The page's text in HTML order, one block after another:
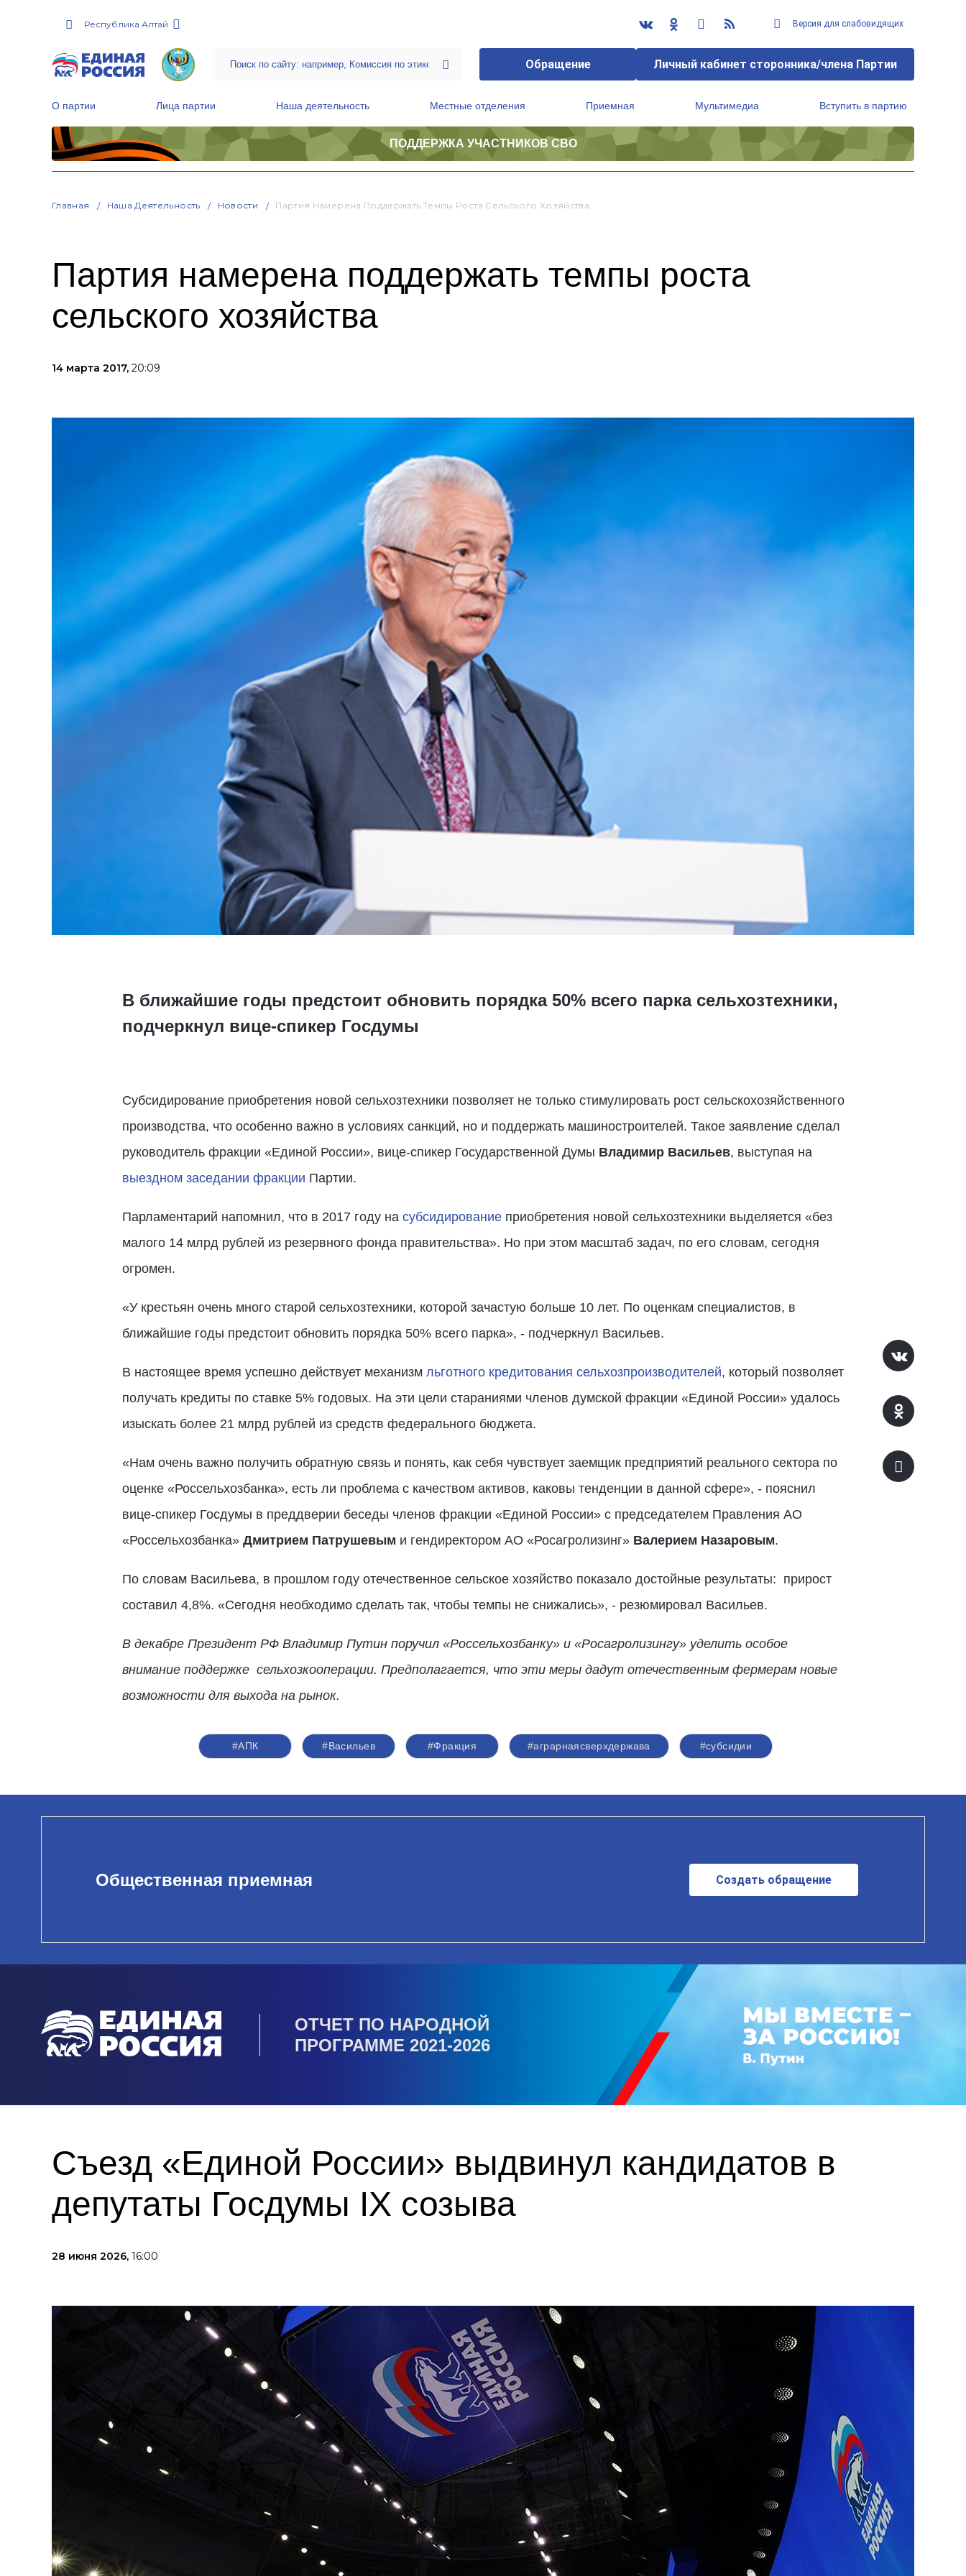
Республика Алтай Версия для слабовидящих
Обращение Личный кабинет сторонника/члена Партии
О партии Лица партии Наша деятельность Местные отделения Приемная Мультимедиа Вступить в партию
ПОДДЕРЖКА УЧАСТНИКОВ СВО
Главная Наша Деятельность Новости Партия Намерена Поддержать Темпы Роста Сельского Хозяйства
Партия намерена поддержать темпы роста
сельского хозяйства
14 марта 2017, 20:09
В ближайшие годы предстоит обновить порядка 50% всего парка сельхозтехники,
подчеркнул вице-спикер Госдумы
Субсидирование приобретения новой сельхозтехники позволяет не только стимулировать рост сельскохозяйственного
производства, что особенно важно в условиях санкций, но и поддержать машиностроителей. Такое заявление сделал
руководитель фракции «Единой России», вице-спикер Государственной Думы Владимир Васильев, выступая на
выездном заседании фракции Партии.
Парламентарий напомнил, что в 2017 году на субсидированиеприобретения новой сельхозтехники выделяется «без
малого 14 млрд рублей из резервного фонда правительства». Но при этом масштаб задач, по его словам, сегодня
огромен.
«У крестьян очень много старой сельхозтехники, которой зачастую больше 10 лет. По оценкам специалистов, в
ближайшие годы предстоит обновить порядка 50% всего парка», - подчеркнул Васильев.
В настоящее время успешно действует механизм льготного кредитования сельхозпроизводителей, который позволяет
получать кредиты по ставке 5% годовых. На эти цели стараниями членов думской фракции «Единой России» удалось
изыскать более 21 млрд рублей из средств федерального бюджета.
«Нам очень важно получить обратную связь и понять, как себя чувствует заемщик предприятий реального сектора по
оценке «Россельхозбанка», есть ли проблема с качеством активов, каковы тенденции в данной сфере», - пояснил
вице-спикер Госдумы в преддверии беседы членов фракции «Единой России» с председателем Правления АО
«Россельхозбанка» Дмитрием Патрушевым и гендиректором АО «Росагролизинг» Валерием Назаровым.
По словам Васильева, в прошлом году отечественное сельское хозяйство показало достойные результаты: прирост
составил 4,8%. «Сегодня необходимо сделать так, чтобы темпы не снижались», - резюмировал Васильев.
В декабре Президент РФ Владимир Путин поручил «Россельхозбанку» и «Росагролизингу» уделить особое
внимание поддержке сельхозкооперации. Предполагается, что эти меры дадут отечественным фермерам новые
возможности для выхода на рынок.
#АПК #Васильев #Фракция #аграрнаясверхдержава #субсидии
Общественная приемная Создать обращение
ОТЧЕТ ПО НАРОДНОЙ
ПРОГРАММЕ 2021-2026
Съезд «Единой России» выдвинул кандидатов в
депутаты Госдумы IX созыва
28 июня 2026, 16:00